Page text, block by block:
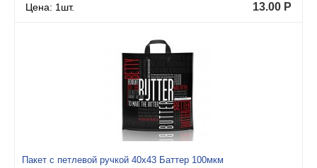
Цена: 1шт. 13.00 Р
Пакет с петлевой ручкой 40x43 Баттер 100мкм